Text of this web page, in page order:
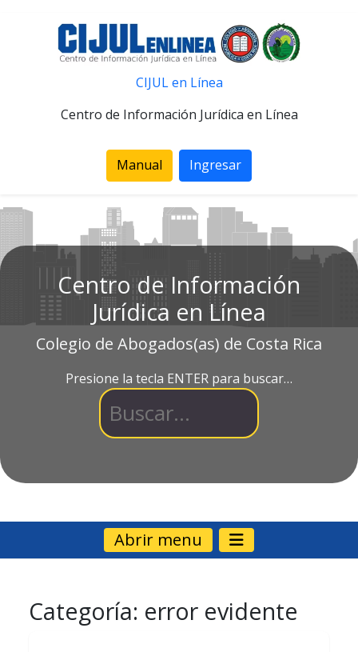
CIJUL en Línea
Centro de Información Jurídica en Línea
Manual Ingresar
Centro de Información
Jurídica en Línea
Colegio de Abogados(as) de Costa Rica
Presione la tecla ENTER para buscar…
Abrir menu
Categoría: error evidente